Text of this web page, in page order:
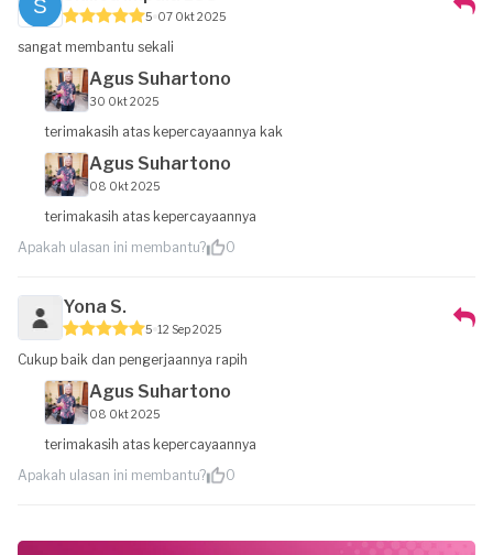
5 07 Okt 2025
sangat membantu sekali
Agus Suhartono
30 Okt 2025
terimakasih atas kepercayaannya kak
Agus Suhartono
08 Okt 2025
terimakasih atas kepercayaannya
Apakah ulasan ini membantu?
0
Yona S.
5 12 Sep 2025
Cukup baik dan pengerjaannya rapih
Agus Suhartono
08 Okt 2025
terimakasih atas kepercayaannya
Apakah ulasan ini membantu?
0